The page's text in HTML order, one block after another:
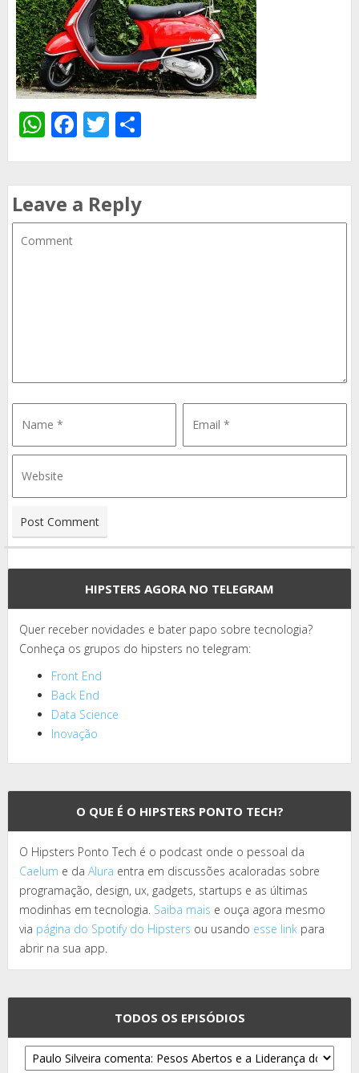
WhatsApp
Facebook
Twitter
Leave a Reply
HIPSTERS AGORA NO TELEGRAM
Quer receber novidades e bater papo sobre tecnologia?
Conheça os grupos do hipsters no telegram:
Front End
Back End
Data Science
Inovação
O QUE É O HIPSTERS PONTO TECH?
O Hipsters Ponto Tech é o podcast onde o pessoal da
Caelum e da Alura entra em discussões acaloradas sobre
programação, design, ux, gadgets, startups e as últimas
modinhas em tecnologia. Saiba mais e ouça agora mesmo
via página do Spotify do Hipsters ou usando esse link para
abrir na sua app.
TODOS OS EPISÓDIOS